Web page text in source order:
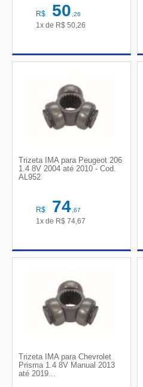
R$ 50,26
1x de R$ 50,26
Trizeta IMA para Peugeot 206
1.4 8V 2004 até 2010 - Cod.
AL952
R$ 74,67
1x de R$ 74,67
Trizeta IMA para Chevrolet
Prisma 1.4 8V Manual 2013
até 2019...